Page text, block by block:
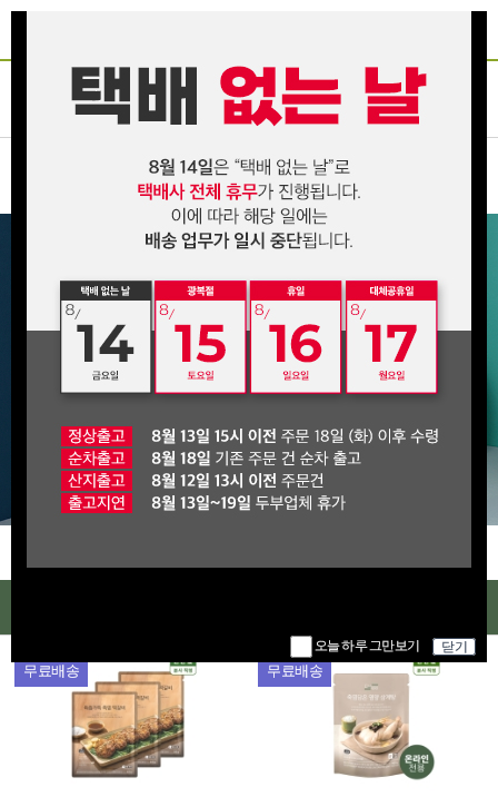
인산죽염 죽염장류 진액/고 환/분말
온라인전용 화장품
신제품
무료배송 무료배송
오늘 하루 그만보기 닫기